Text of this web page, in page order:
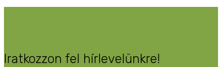
Iratkozzon fel hírlevelünkre!